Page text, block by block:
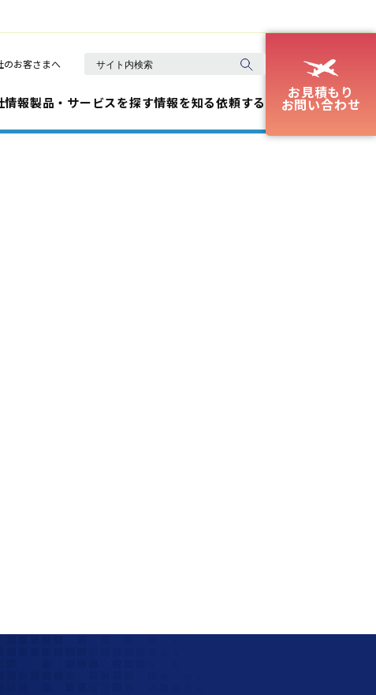
のお客さまへ
情報製品・サービスを探す情報を知る依頼する
お見積もり
お問い合わせ